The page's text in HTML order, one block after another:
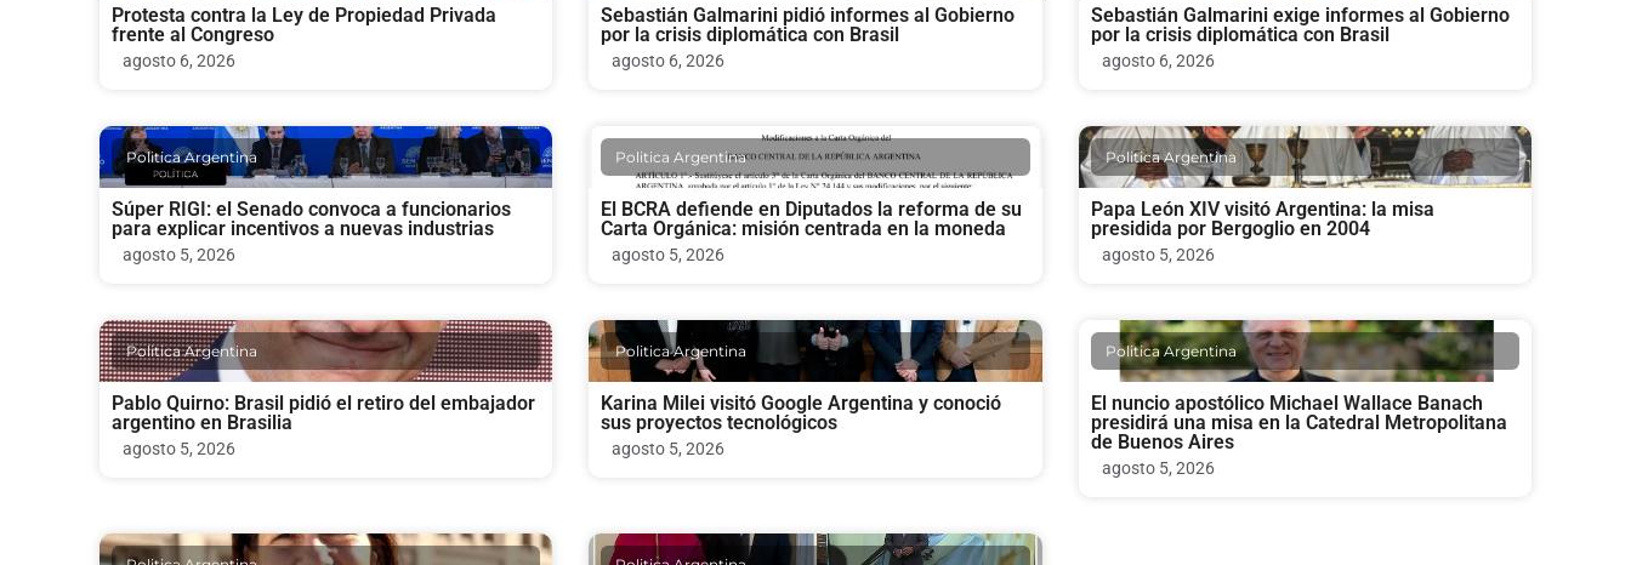
Protesta contra la Ley de Propiedad Privada
frente al Congreso
agosto 6, 2026
Sebastián Galmarini pidió informes al Gobierno
por la crisis diplomática con Brasil
agosto 6, 2026
Sebastián Galmarini exige informes al Gobierno
por la crisis diplomática con Brasil
agosto 6, 2026
Politica Argentina
Súper RIGI: el Senado convoca a funcionarios
para explicar incentivos a nuevas industrias
agosto 5, 2026
Politica Argentina
El BCRA defiende en Diputados la reforma de su
Carta Orgánica: misión centrada en la moneda
agosto 5, 2026
Politica Argentina
Papa León XIV visitó Argentina: la misa
presidida por Bergoglio en 2004
agosto 5, 2026
Politica Argentina
Pablo Quirno: Brasil pidió el retiro del embajador
argentino en Brasilia
agosto 5, 2026
Politica Argentina
Karina Milei visitó Google Argentina y conoció
sus proyectos tecnológicos
agosto 5, 2026
Politica Argentina
El nuncio apostólico Michael Wallace Banach
presidirá una misa en la Catedral Metropolitana
de Buenos Aires
agosto 5, 2026